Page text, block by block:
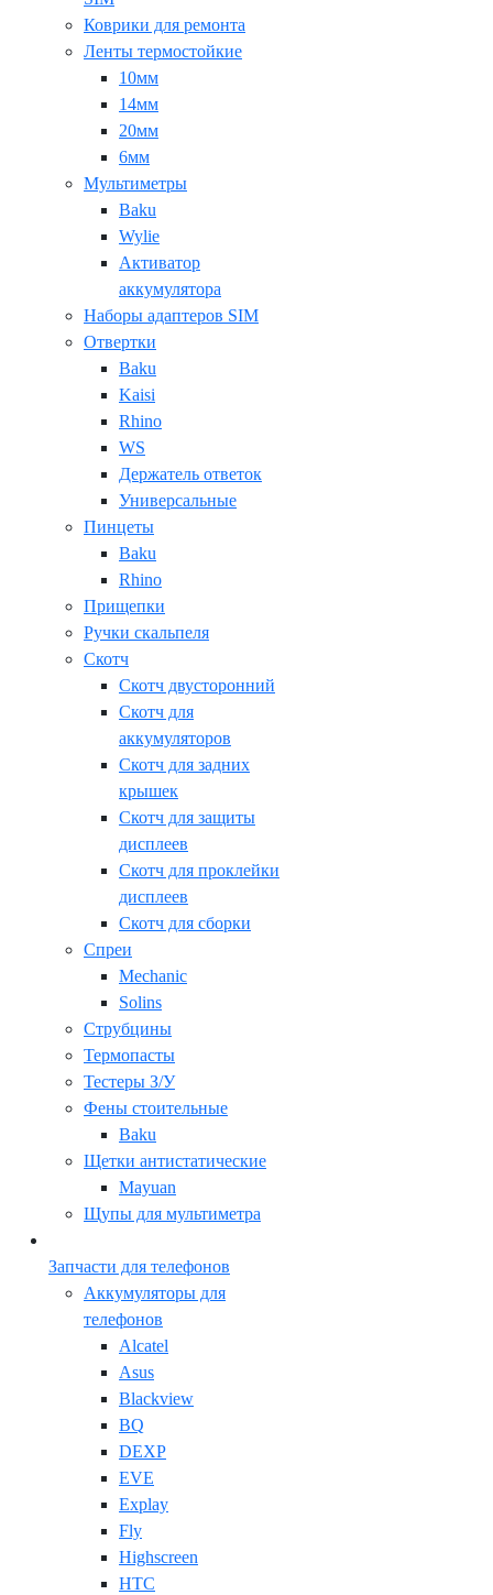
Коврики для ремонта
Ленты термостойкие
10мм
14мм
20мм
6мм
Мультиметры
Baku
Wylie
Активатор
аккумулятора
Наборы адаптеров SIM
Отвертки
Baku
Kaisi
Rhino
WS
Держатель ответок
Универсальные
Пинцеты
Baku
Rhino
Прищепки
Ручки скальпеля
Скотч
Скотч двусторонний
Скотч для
аккумуляторов
Скотч для задних
крышек
Скотч для защиты
дисплеев
Скотч для проклейки
дисплеев
Скотч для сборки
Спреи
Mechanic
Solins
Струбцины
Термопасты
Тестеры З/У
Фены стоительные
Baku
Щетки антистатические
Mayuan
Щупы для мультиметра
Запчасти для телефонов
Аккумуляторы для
телефонов
Alcatel
Asus
Blackview
BQ
DEXP
EVE
Explay
Fly
Highscreen
HTC